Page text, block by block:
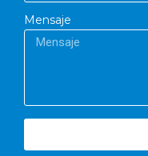
Mensaje